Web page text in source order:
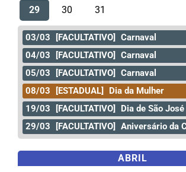
29 30 31
03/03 [FACULTATIVO]
Carnaval
04/03
[FACULTATIVO]
Carnaval
05/03
[FACULTATIVO]
Carnaval
08/03
[ESTADUAL]
Dia da Mulher
19/03
[FACULTATIVO]
Dia de São José
29/03
[FACULTATIVO] Aniversário da
ABRIL